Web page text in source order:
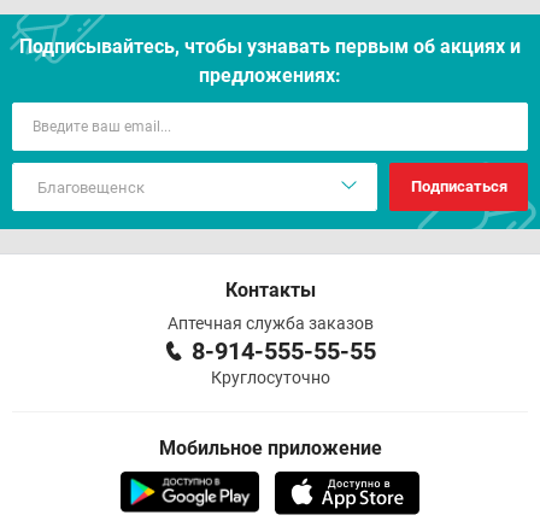
Подписывайтесь, чтобы узнавать первым об акцияx и
предложениях:
Подписаться
Контакты
Аптечная служба заказов
8-914-555-55-55
Круглосуточно
Мобильное приложение